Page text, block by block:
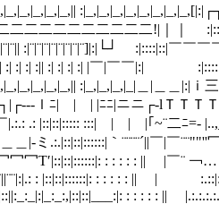
二二二二二二二二!|｜
:|::::|::|￣￣￣￣/
:|| :| :| :| :| |￣|￣￣|:|
:|_,|_,|_,|_|＿|＿＿|:|ｉ三
ｌﾆ| | | |ﾆﾆ|ニニ┌‐lＴＴＴ
|.:.: .: |::|::|::::: :::| | | |｢~¨二ﾆ=‐
＿|-ミ.:.|::|::|::::::|｀¨¨¨¨´||￣|￣
冖冖T′|::|::|::::::|: : : : : : || |￣¨ ￢
: |::|::|::::::|: : : : : : || |
: : : : : ||